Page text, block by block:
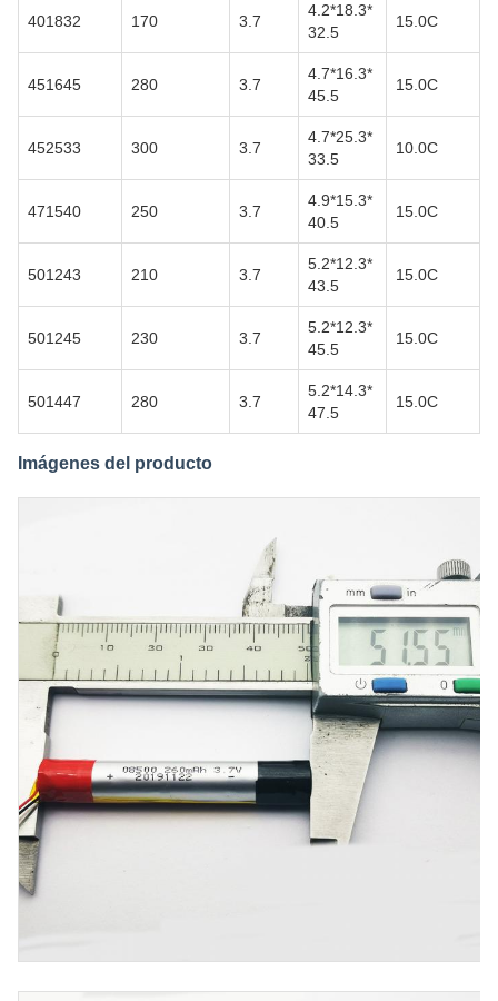
401832 170 3.7
4.2*18.3*
32.5
15.0C
451645 280 3.7
4.7*16.3*
45.5
15.0C
452533 300 3.7
4.7*25.3*
33.5
10.0C
471540 250 3.7
4.9*15.3*
40.5
15.0C
501243 210 3.7
5.2*12.3*
43.5
15.0C
501245 230 3.7
5.2*12.3*
45.5
15.0C
501447 280 3.7
5.2*14.3*
47.5
15.0C
Imágenes del producto